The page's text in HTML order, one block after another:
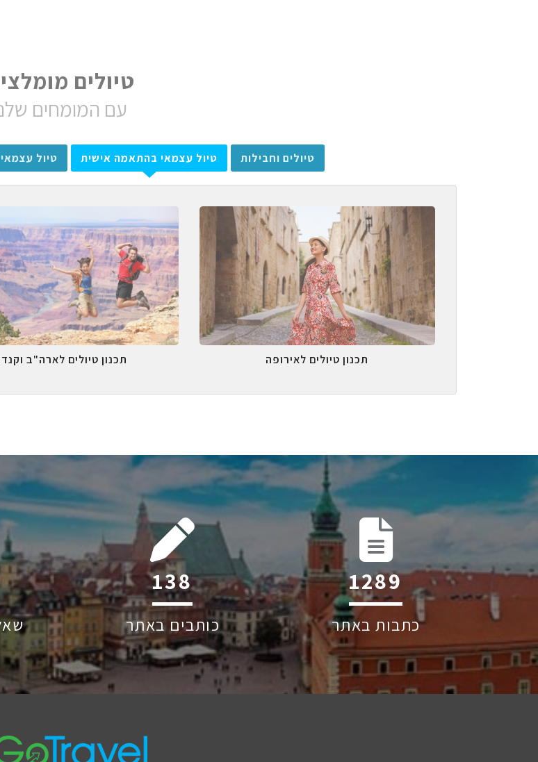
טיולים
עם המומחים
טיולים וחבילות טיול עצמאי בהתאמה אישית טיול
תכנון טיולים לאירופה תכנון טיולים לארה"ב
208
כותבים באתר
1939
כתבות באתר